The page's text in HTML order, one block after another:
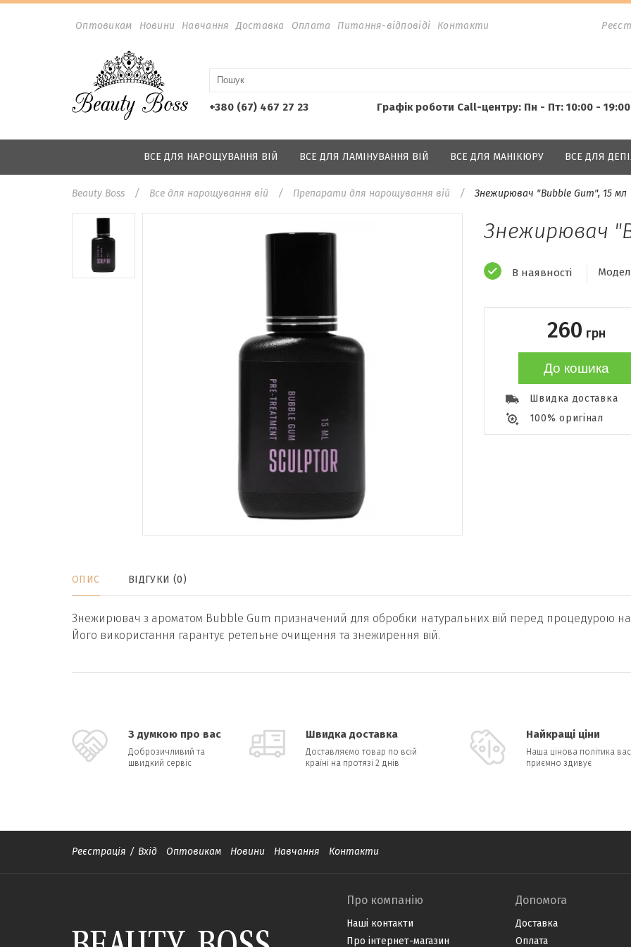
Оптовикам Новини Навчання Доставка Оплата Питання-відповіді Контакти
+380 (67) 467 27 23 Графік роботи Call-центру: Пн - Пт: 10:00 -
ВСЕ ДЛЯ НАРОЩУВАННЯ ВІЙ ВСЕ ДЛЯ ЛАМІНУВАННЯ ВІЙ ВСЕ ДЛЯ МАНІКЮРУ ВСЕ ДЛЯ
Beauty Boss Все для нарощування вій Препарати для нарощування вій Знежирювач "Bubble Gum", 15 мл
Знежирювач
В наявності
260 грн
До кошика
Швидка доставка
100% оригінал
ОПИС ВІДГУКИ (0)
Знежирювач з ароматом Bubble Gum призначений для обробки натуральних вій перед процедурою
Його використання гарантує ретельне очищення та знежирення вій.
З думкою про вас
Доброзичливий та
швидкий сервіс
Швидка доставка
Доставляємо товар по всій
країні на протязі 2 днів
Найкращі ціни
Наша цінова політика вас
приємно здивує
Реєстрація / Вхід Оптовикам Новини Навчання Контакти
Про компанію
Наші контакти
Про інтернет-магазин
Допомога
Доставка
Оплата